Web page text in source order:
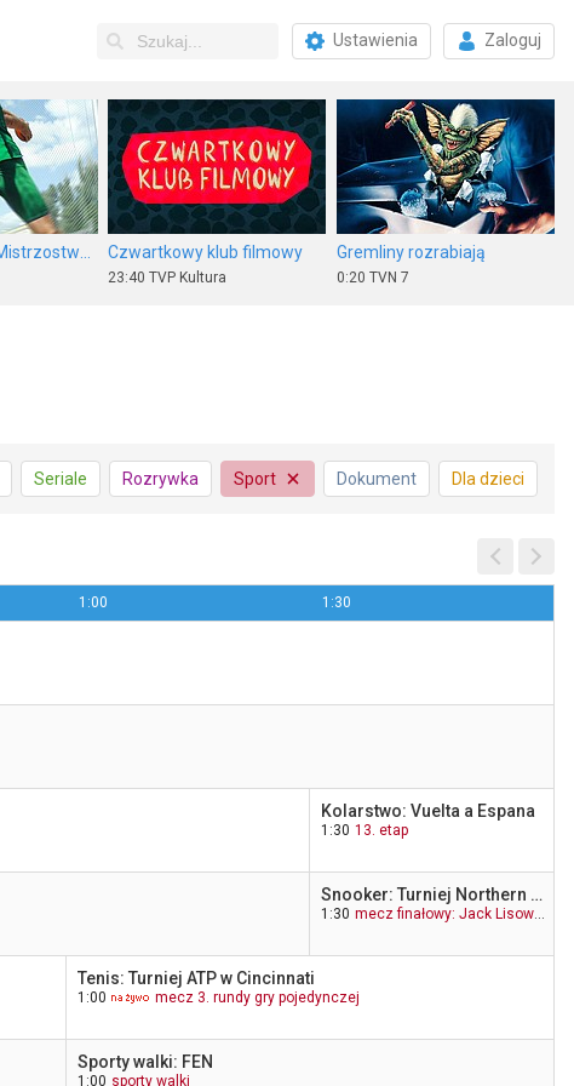
Ustawienia Zaloguj
Czwartkowy klub filmowy
23:40 TVP Kultura
Gremliny rozrabiają
0:20 TVN 7
Inspektor Vera 4 sezon 4, odc. 1 Syn przeznaczenia
23:10CANAL+ Film
Ultraviolet
23:55TV 6
Seriale Rozrywka Sport Dokument Dla dzieci
1:00 1:30
Kolarstwo: Vuelta a Espana
1:30 13. etap
Snooker: Turniej Northern Ireland Open w Belfaście
1:30 mecz finałowy: Jack Lisowski - Judd Trump
Tenis: Turniej ATP w Cincinnati
1:00 mecz 3. rundy gry pojedynczej
Sporty walki: FEN
1:00 sporty walki